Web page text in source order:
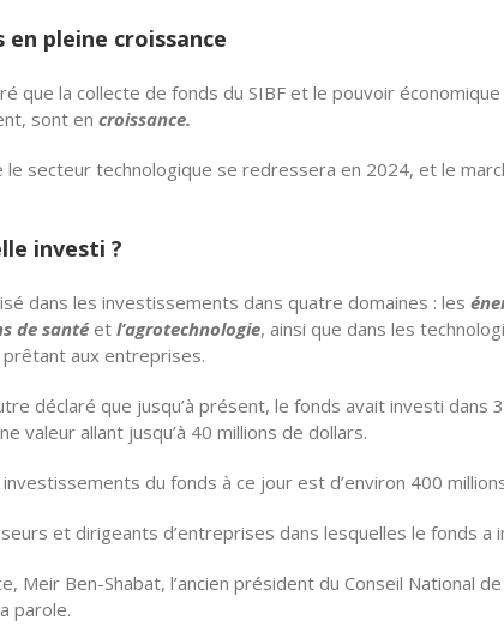
en pleine croissance
que la collecte de fonds du SIBF et le pouvoir
sont en croissance.
le secteur technologique se redressera en 2024, et le
investi ?
dans les investissements dans quatre domaines : les
de santé et l’agrotechnologie, ainsi que dans les
aux entreprises.
déclaré que jusqu’à présent, le fonds avait investi
valeur allant jusqu’à 40 millions de dollars.
du fonds à ce jour est d’environ 400
et dirigeants d’entreprises dans lesquelles le fonds a
Meir Ben-Shabat, l’ancien président du Conseil National
parole.